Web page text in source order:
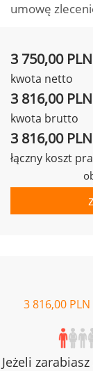
umowę
3 750,00 PLN
kwota netto
3 816,00 PLN
kwota brutto
3 816,00 PLN
łączny koszt
3 816,00 PLN
Jeżeli